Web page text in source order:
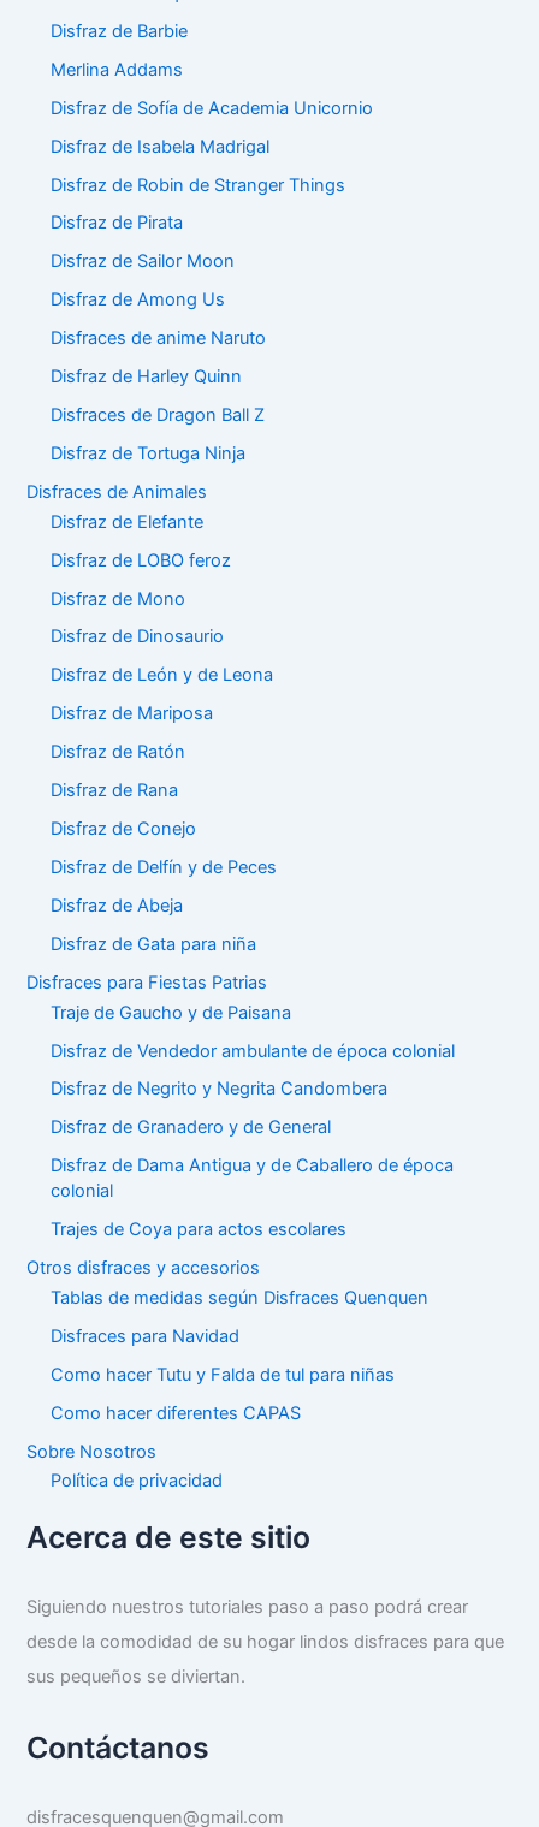
Disfraz de Barbie
Merlina Addams
Disfraz de Sofía de Academia Unicornio
Disfraz de Isabela Madrigal
Disfraz de Robin de Stranger Things
Disfraz de Pirata
Disfraz de Sailor Moon
Disfraz de Among Us
Disfraces de anime Naruto
Disfraz de Harley Quinn
Disfraces de Dragon Ball Z
Disfraz de Tortuga Ninja
Disfraces de Animales
Disfraz de Elefante
Disfraz de LOBO feroz
Disfraz de Mono
Disfraz de Dinosaurio
Disfraz de León y de Leona
Disfraz de Mariposa
Disfraz de Ratón
Disfraz de Rana
Disfraz de Conejo
Disfraz de Delfín y de Peces
Disfraz de Abeja
Disfraz de Gata para niña
Disfraces para Fiestas Patrias
Traje de Gaucho y de Paisana
Disfraz de Vendedor ambulante de época colonial
Disfraz de Negrito y Negrita Candombera
Disfraz de Granadero y de General
Disfraz de Dama Antigua y de Caballero de época
colonial
Trajes de Coya para actos escolares
Otros disfraces y accesorios
Tablas de medidas según Disfraces Quenquen
Disfraces para Navidad
Como hacer Tutu y Falda de tul para niñas
Como hacer diferentes CAPAS
Sobre Nosotros
Política de privacidad
Acerca de este sitio
Siguiendo nuestros tutoriales paso a paso podrá crear
desde la comodidad de su hogar lindos disfraces para que
sus pequeños se diviertan.
Contáctanos
disfracesquenquen@gmail.com